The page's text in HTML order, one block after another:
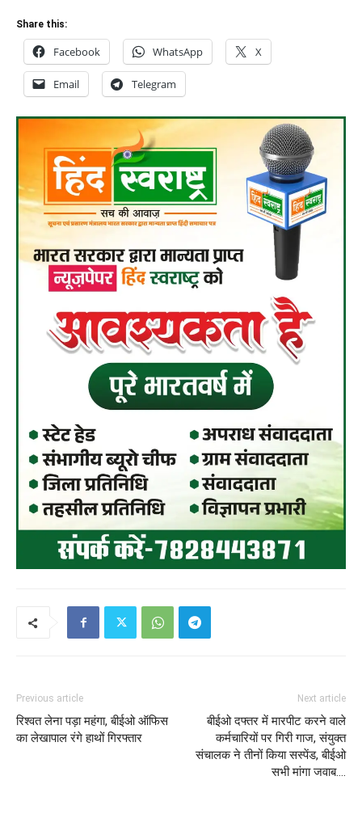
Share this:
Facebook WhatsApp X
Email Telegram
Previous article
रिश्वत लेना पड़ा महंगा, बीईओ ऑफिस
का लेखापाल रंगे हाथों गिरफ्तार
Next article
बीईओ दफ्तर में मारपीट करने वाले
कर्मचारियों पर गिरी गाज, संयुक्त
संचालक ने तीनों किया सस्पेंड, बीईओ
सभी मांगा जवाब….